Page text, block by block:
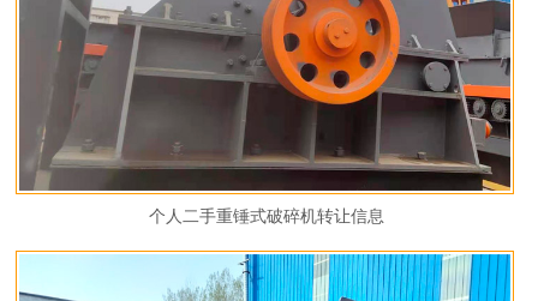
个人二手重锤式破碎机转让信息